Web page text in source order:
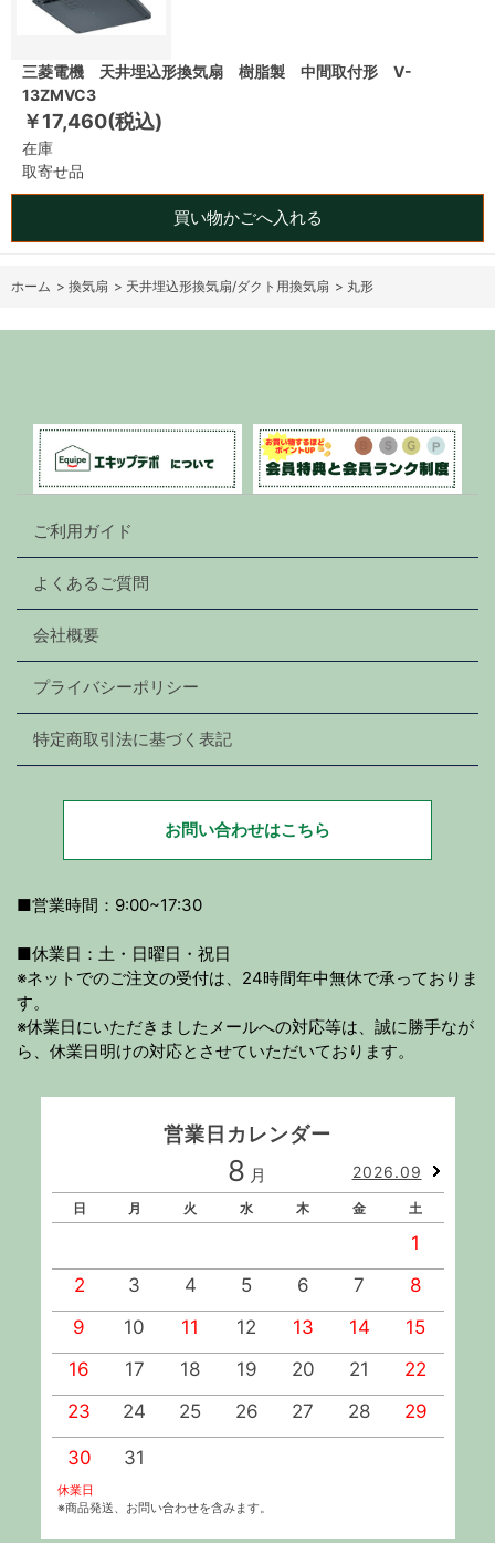
三菱電機 天井埋込形換気扇 樹脂製 中間取付形 V-
13ZMVC3
￥17,460(税込)
在庫
取寄せ品
買い物かごへ入れる
ホーム > 換気扇 > 天井埋込形換気扇/ダクト用換気扇 > 丸形
ご利用ガイド
よくあるご質問
会社概要
プライバシーポリシー
特定商取引法に基づく表記
お問い合わせはこちら
■営業時間：9:00~17:30
■休業日：土・日曜日・祝日
※ネットでのご注文の受付は、24時間年中無休で承っておりま
す。
※休業日にいただきましたメールへの対応等は、誠に勝手なが
ら、休業日明けの対応とさせていただいております。
営業日カレンダー
8 月 2026.09
日 月 火 水 木 金 土
1
2
3 4 5 6 7
8
9
10 11 12 13 14
15
16
17 18 19 20 21
22
23
24 25 26 27 28 29
30 31
休業日
※商品発送、お問い合わせを含みます。